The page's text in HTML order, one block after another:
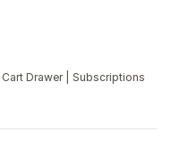
Drawer | Subscriptions